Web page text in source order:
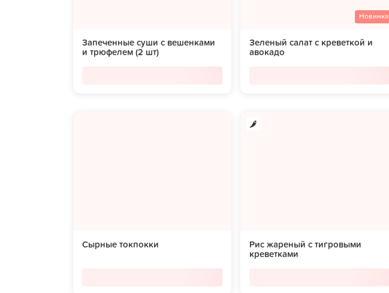
Запеченные суши с вешенками
и трюфелем (2 шт)
Новинка
Зеленый салат с креветкой и
авокадо
Сырные токпокки
Рис жареный с тигровыми
креветками